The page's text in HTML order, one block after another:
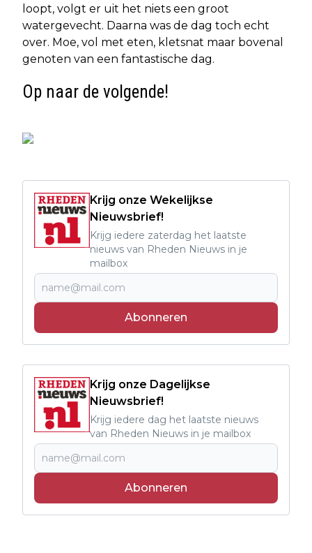
loopt, volgt er uit het niets een groot
watergevecht. Daarna was de dag toch echt
over. Moe, vol met eten, kletsnat maar bovenal
genoten van een fantastische dag.
Op naar de volgende!
Krijg onze Wekelijkse
Nieuwsbrief!
Krijg iedere zaterdag het laatste
nieuws van Rheden Nieuws in je
mailbox
Abonneren
Krijg onze Dagelijkse
Nieuwsbrief!
Krijg iedere dag het laatste nieuws
van Rheden Nieuws in je mailbox
Abonneren